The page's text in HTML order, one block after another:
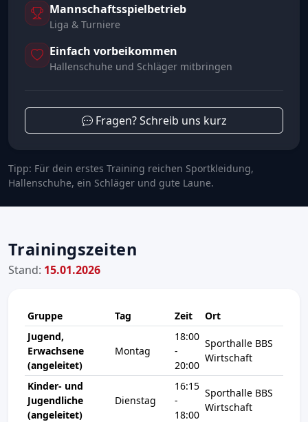
Mannschaftsspielbetrieb
Liga & Turniere
Einfach vorbeikommen
Hallenschuhe und Schläger mitbringen
Fragen? Schreib uns kurz
Tipp: Für dein erstes Training reichen Sportkleidung,
Hallenschuhe, ein Schläger und gute Laune.
Trainingszeiten
Stand: 15.01.2026
Gruppe Tag Zeit
Ort
Jugend,
Erwachsene
(angeleitet)
Montag
18:00
-
20:00
Sporthalle BBS
Wirtschaft
Kinder- und
Jugendliche
(angeleitet)
Dienstag
16:15
-
18:00
Sporthalle BBS
Wirtschaft